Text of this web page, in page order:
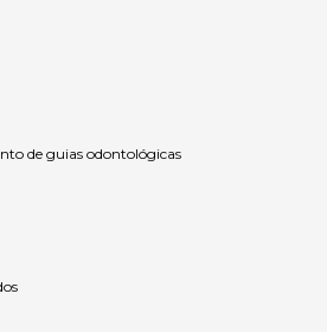
de guias odontológicas